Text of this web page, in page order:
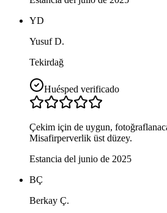
YD
Yusuf D.
Tekirdağ
Huésped verificado
Çekim için de uygun,
Misafirperverlik üst düzey.
Estancia del junio de 2025
BÇ
Berkay Ç.